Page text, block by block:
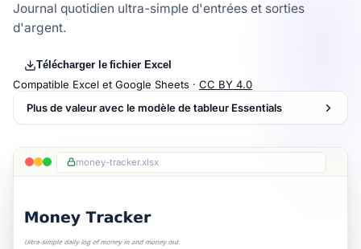
Journal quotidien ultra-simple d'entrées et sorties
d'argent.
Télécharger le fichier Excel
Compatible Excel et Google Sheets · CC BY 4.0
Plus de valeur avec le modèle de tableur Essentials
money-tracker.xlsx